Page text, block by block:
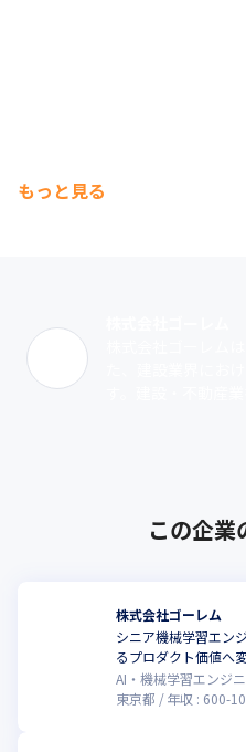
もっと見る
この企業
株式会社ゴーレム
シニア機械学習エン
るプロダクト価値へ
AI・機械学習エンジ
東京都
年収 : 600-